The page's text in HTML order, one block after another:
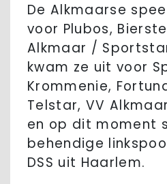
De Alkmaarse
voor Plubos,
Alkmaar /
kwam ze uit voor
Krommenie,
Telstar, VV
en op dit moment
behendige
DSS uit Haarlem.